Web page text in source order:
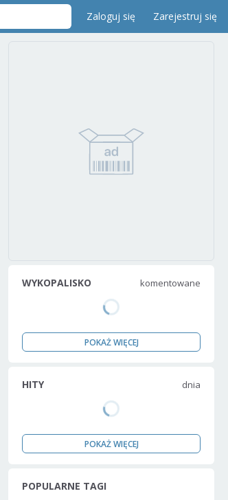
Zaloguj się Zarejestruj się
WYKOPALISKO komentowane
POKAŻ WIĘCEJ
HITY dnia
POKAŻ WIĘCEJ
POPULARNE TAGI